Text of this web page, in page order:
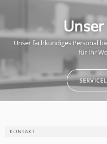
Unser fachkundiges Personal
für Ihr
KONTAKT